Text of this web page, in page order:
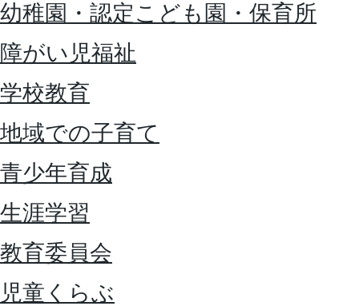
幼稚園・認定こども園・保育所
障がい児福祉
学校教育
地域での子育て
青少年育成
生涯学習
教育委員会
児童くらぶ